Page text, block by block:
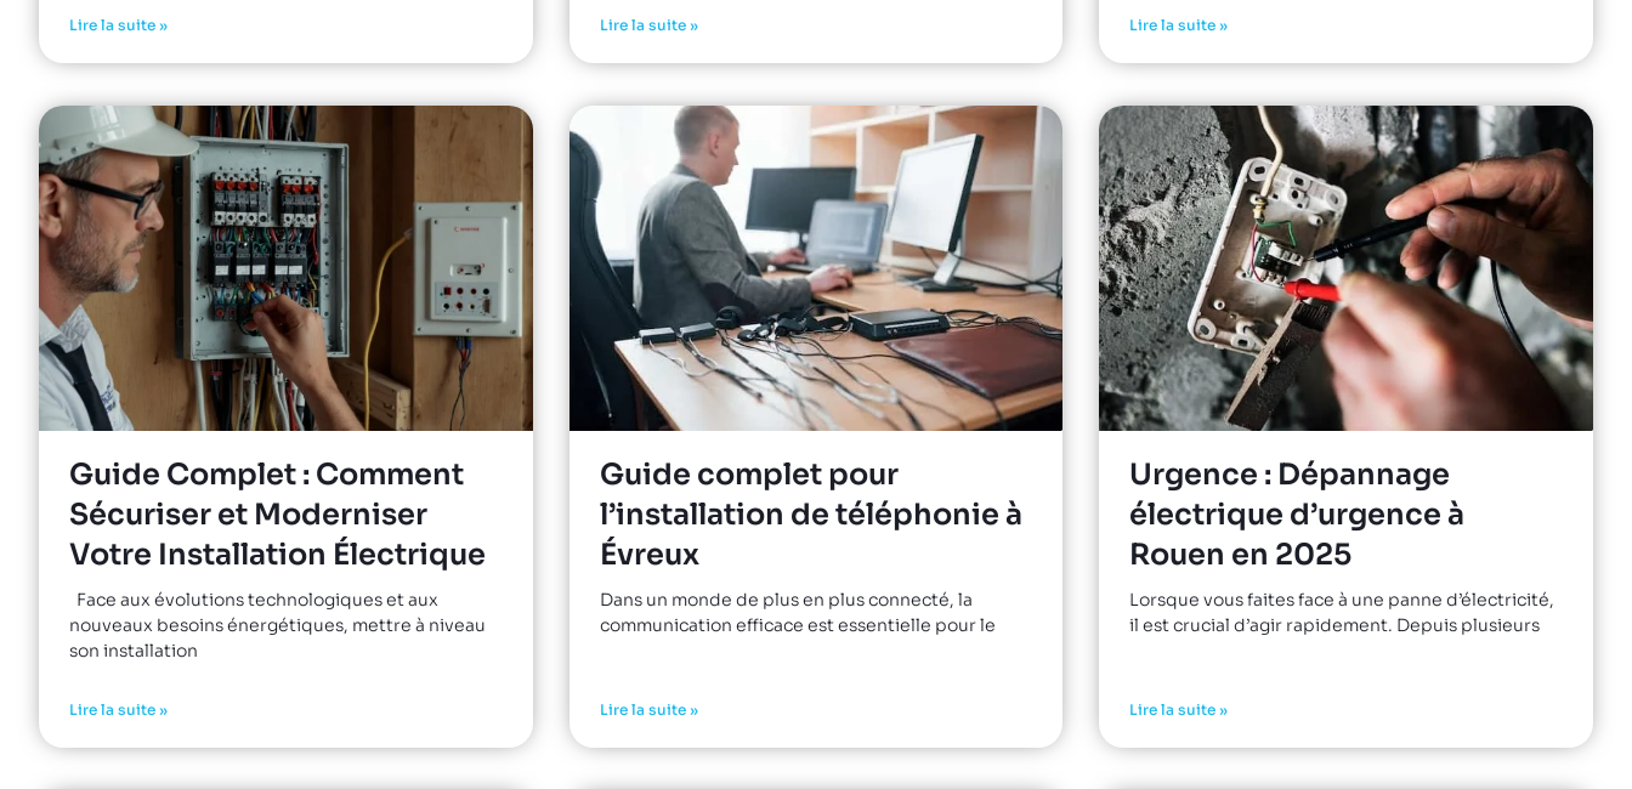
Lire la suite » Lire la suite » Lire la suite »
Guide Complet : Comment
Sécuriser et Moderniser
Votre Installation Électrique
Face aux évolutions technologiques et aux
nouveaux besoins énergétiques, mettre à niveau
son installation
Lire la suite »
Guide complet pour
l’installation de téléphonie à
Évreux
Dans un monde de plus en plus connecté, la
communication efficace est essentielle pour le
Lire la suite »
Urgence : Dépannage
électrique d’urgence à
Rouen en 2025
Lorsque vous faites face à une panne d’électricité,
il est crucial d’agir rapidement. Depuis plusieurs
Lire la suite »